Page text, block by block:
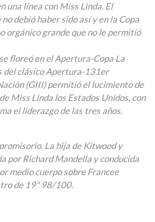
una línea con Miss Linda. El
debió haber sido así y en la Copa
orgánico grande que no le permitió
floreó en el Apertura-Copa La
del clásico Apertura-131er
(GIII) permitió el lucimiento de
Miss Linda los Estados Unidos, con
el liderazgo de las tres años.
La hija de Kitwood y
por Richard Mandella y conducida
medio cuerpo sobre Francee
de 19" 98/100.